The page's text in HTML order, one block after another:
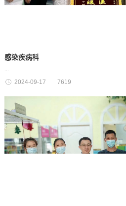
感染疾病科
2024-09-17 7619